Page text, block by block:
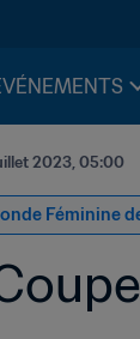
2023, 05:00
Féminine